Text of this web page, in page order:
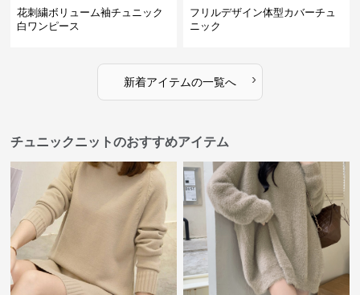
花刺繍ボリューム袖チュニック
白ワンピース
フリルデザイン体型カバーチュ
ニック
新着アイテムの一覧へ ›
チュニックニットのおすすめアイテム